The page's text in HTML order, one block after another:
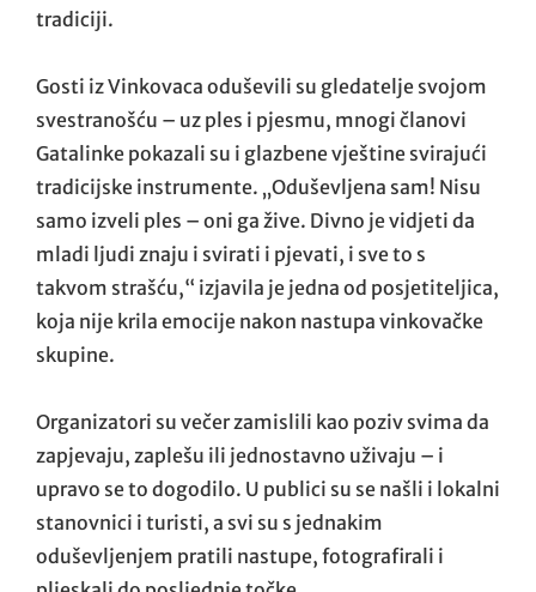
tradiciji.
Gosti iz Vinkovaca oduševili su gledatelje svojom
svestranošću – uz ples i pjesmu, mnogi članovi
Gatalinke pokazali su i glazbene vještine svirajući
tradicijske instrumente. „Oduševljena sam! Nisu
samo izveli ples – oni ga žive. Divno je vidjeti da
mladi ljudi znaju i svirati i pjevati, i sve to s
takvom strašću,“ izjavila je jedna od posjetiteljica,
koja nije krila emocije nakon nastupa vinkovačke
skupine.
Organizatori su večer zamislili kao poziv svima da
zapjevaju, zaplešu ili jednostavno uživaju – i
upravo se to dogodilo. U publici su se našli i lokalni
stanovnici i turisti, a svi su s jednakim
oduševljenjem pratili nastupe, fotografirali i